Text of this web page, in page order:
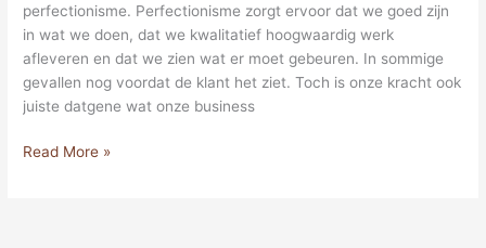
perfectionisme. Perfectionisme zorgt ervoor dat we goed zijn
in wat we doen, dat we kwalitatief hoogwaardig werk
afleveren en dat we zien wat er moet gebeuren. In sommige
gevallen nog voordat de klant het ziet. Toch is onze kracht ook
juiste datgene wat onze business
Read More »